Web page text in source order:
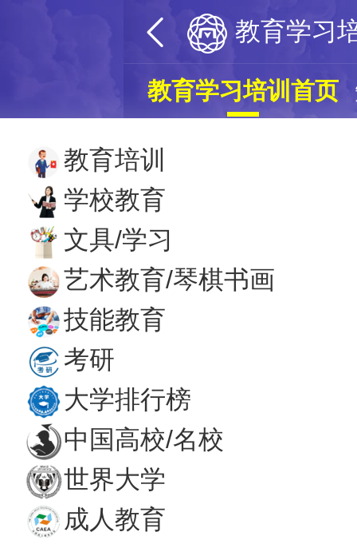
教育学习
教育学习培训首页
教育培训
学校教育
文具/学习
艺术教育/琴棋书画
技能教育
考研
大学排行榜
中国高校/名校
世界大学
成人教育